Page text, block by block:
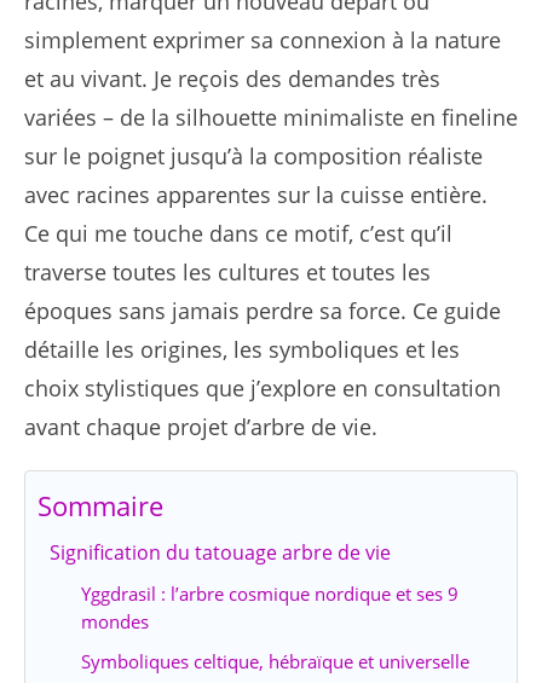
simplement exprimer sa connexion à la nature
et au vivant. Je reçois des demandes très
variées – de la silhouette minimaliste en fineline
sur le poignet jusqu’à la composition réaliste
avec racines apparentes sur la cuisse entière.
Ce qui me touche dans ce motif, c’est qu’il
traverse toutes les cultures et toutes les
époques sans jamais perdre sa force. Ce guide
détaille les origines, les symboliques et les
choix stylistiques que j’explore en consultation
avant chaque projet d’arbre de vie.
Sommaire
Signification du tatouage arbre de vie
Yggdrasil : l’arbre cosmique nordique et ses 9
mondes
Symboliques celtique, hébraïque et universelle